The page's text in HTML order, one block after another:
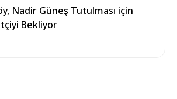
Nadir Güneş Tutulması için
Bekliyor